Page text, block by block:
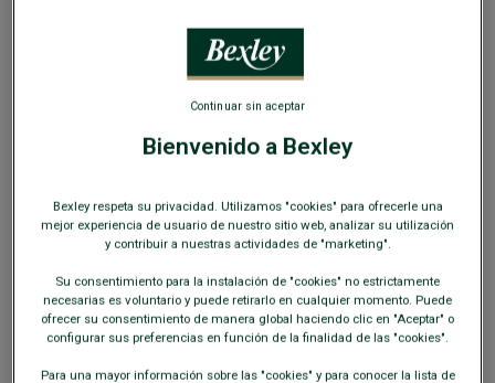
Jersey para hombre Celeste moteado - Cuello
Polo - BRAIDEN ML
Punto 100 % algodón - Manga larga - Corte entallado
39,00 € OUTLET
COLORES DISPONIBLES
Bienvenido a Bexley
Bexley respeta su privacidad. Utilizamos "cookies" para ofrecerle una
mejor experiencia de usuario de nuestro sitio web, analizar su utilización
y contribuir a nuestras actividades de "marketing".
Su consentimiento para la instalación de "cookies" no estrictamente
necesarias es voluntario y puede retirarlo en cualquier momento. Puede
ofrecer su consentimiento de manera global haciendo clic en "Aceptar" o
configurar sus preferencias en función de la finalidad de las "cookies".
Para una mayor información sobre las "cookies" y para conocer la lista de
Continuar sin aceptar